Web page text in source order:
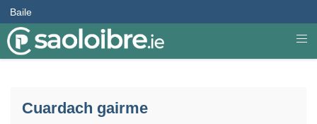
Baile
Cuardach gairme